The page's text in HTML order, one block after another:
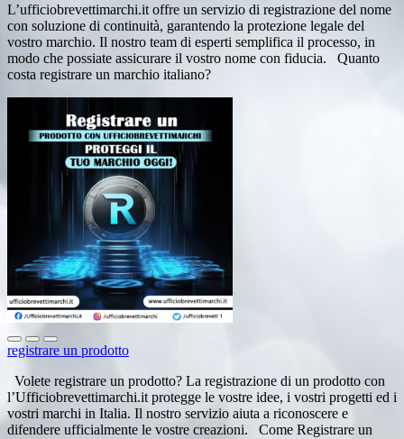
L’ufficiobrevettimarchi.it offre un servizio di registrazione del nome
con soluzione di continuità, garantendo la protezione legale del
vostro marchio. Il nostro team di esperti semplifica il processo, in
modo che possiate assicurare il vostro nome con fiducia. Quanto
costa registrare un marchio italiano?
registrare un prodotto
Volete registrare un prodotto? La registrazione di un prodotto con
l’Ufficiobrevettimarchi.it protegge le vostre idee, i vostri progetti ed i
vostri marchi in Italia. Il nostro servizio aiuta a riconoscere e
difendere ufficialmente le vostre creazioni. Come Registrare un